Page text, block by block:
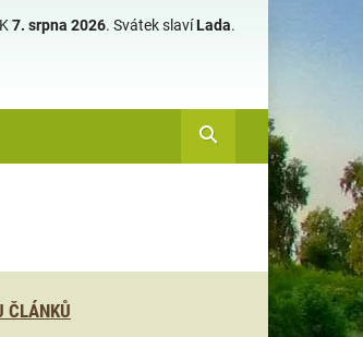
7. srpna 2026. Svátek slavíLada.
ČLÁNKŮ